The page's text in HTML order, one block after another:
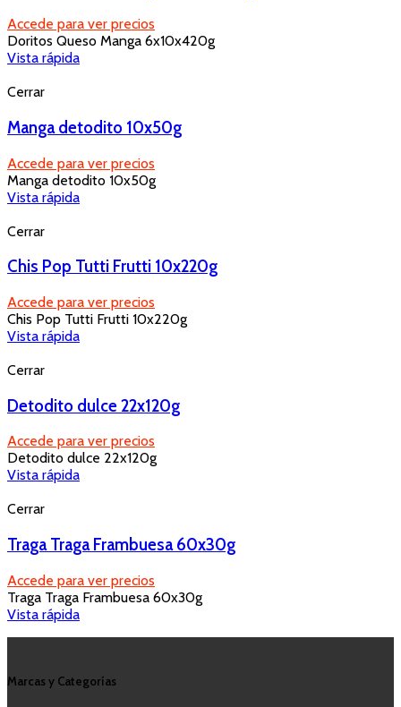
Accede para ver precios
Doritos Queso Manga 6x10x420g
Vista rápida
Cerrar
Manga detodito 10x50g
Accede para ver precios
Manga detodito 10x50g
Vista rápida
Cerrar
Chis Pop Tutti Frutti 10x220g
Accede para ver precios
Chis Pop Tutti Frutti 10x220g
Vista rápida
Cerrar
Detodito dulce 22x120g
Accede para ver precios
Detodito dulce 22x120g
Vista rápida
Cerrar
Traga Traga Frambuesa 60x30g
Accede para ver precios
Traga Traga Frambuesa 60x30g
Vista rápida
Marcas y Categorías